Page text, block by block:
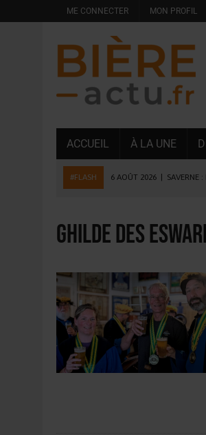
ME CONNECTER MON PROFIL
ACCUEIL À LA UNE
#FLASH 6 AOÛT 2026 SAVERNE
5 AOÛT 2026 | ISÈRE : LA BRASSERIE
4 AOÛT 2026 | DESPERADOS
3 AOÛT 2026 | CONSOMMATION :
31 JUILLET 2026 | PODCAST –
7 AOÛT 2026 | LA GRANDE
Ghilde des